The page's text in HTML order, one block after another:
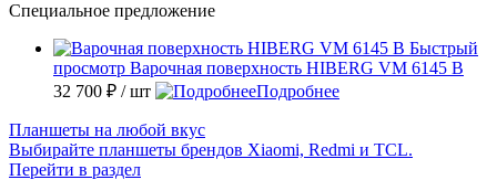
Специальное предложение
Быстрый
просмотр Варочная поверхность HIBERG VM 6145 B
32 700 ₽ / шт Подробнее
Планшеты на любой вкус
Выбирайте планшеты брендов Xiaomi, Redmi и TCL.
Перейти в раздел